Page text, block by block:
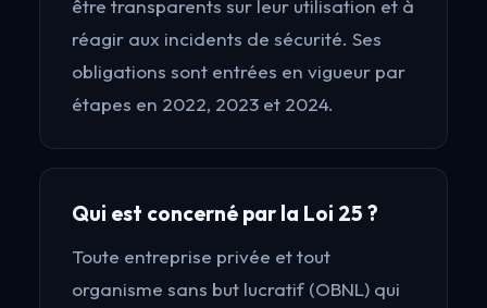
être transparents sur leur utilisation et à
réagir aux incidents de sécurité. Ses
obligations sont entrées en vigueur par
étapes en 2022, 2023 et 2024.
Qui est concerné par la Loi 25 ?
Toute entreprise privée et tout
organisme sans but lucratif (OBNL) qui